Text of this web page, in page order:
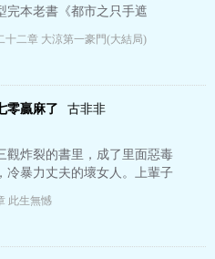
本老書《都市之只手遮
開始》、《鄰家有美初長
愛上我》、《卿本…
十二章 大涼第一豪門(大結局)
零贏麻了 古非非
觀炸裂的書里，成了里面惡毒
冷暴力丈夫的壞女人。上輩子
極品，這下好了，她成了那個
正白撿一…
此生無憾